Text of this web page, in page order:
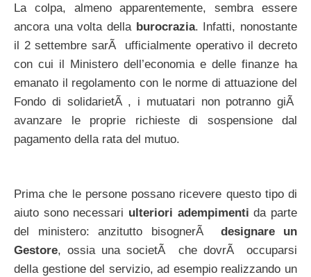
La colpa, almeno apparentemente, sembra essere
ancora una volta della burocrazia. Infatti, nonostante
il 2 settembre sarÃ ufficialmente operativo il decreto
con cui il Ministero dell’economia e delle finanze ha
emanato il regolamento con le norme di attuazione del
Fondo di solidarietÃ , i mutuatari non potranno giÃ
avanzare le proprie richieste di sospensione dal
pagamento della rata del mutuo.
Prima che le persone possano ricevere questo tipo di
aiuto sono necessari ulteriori adempimenti da parte
del ministero: anzitutto bisognerÃ designare un
Gestore, ossia una societÃ che dovrÃ occuparsi
della gestione del servizio, ad esempio realizzando un